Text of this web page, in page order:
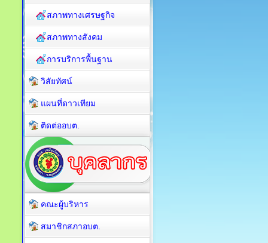
สภาพทางเศรษฐกิจ
สภาพทางสังคม
การบริการพื้นฐาน
วิสัยทัศน์
แผนที่ดาวเทียม
ติดต่ออบต.
คณะผู้บริหาร
สมาชิกสภาอบต.